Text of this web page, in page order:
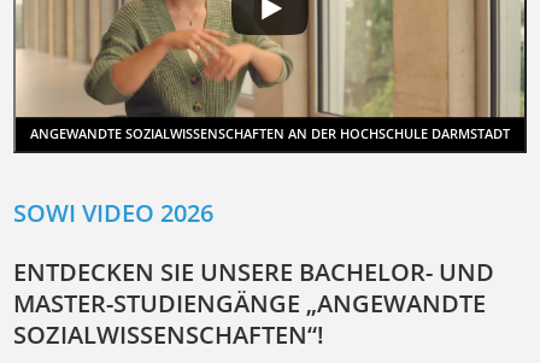
ANGEWANDTE SOZIALWISSENSCHAFTEN AN DER HOCHSCHULE DARMSTADT
SOWI VIDEO 2026
ENTDECKEN SIE UNSERE BACHELOR- UND
MASTER-STUDIENGÄNGE „ANGEWANDTE
SOZIALWISSENSCHAFTEN“!